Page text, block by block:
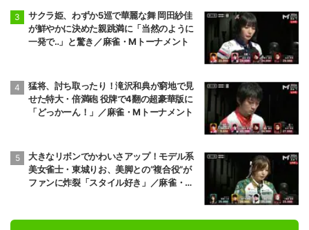
サクラ姫、わずか5巡で華麗な舞 岡田紗佳
が鮮やかに決めた親跳満に「当然のように
一発で‥」と驚き／麻雀・Mトーナメント
猛将、討ち取ったり！滝沢和典が窮地で見
せた特大・倍満砲 役牌で4翻の超豪華版に
「どっかーん！」／麻雀・Mトーナメント
大きなリボンでかわいさアップ！モデル系
美女雀士・東城りお、美脚との“複合役”が
ファンに炸裂「スタイル好き」／麻雀・M